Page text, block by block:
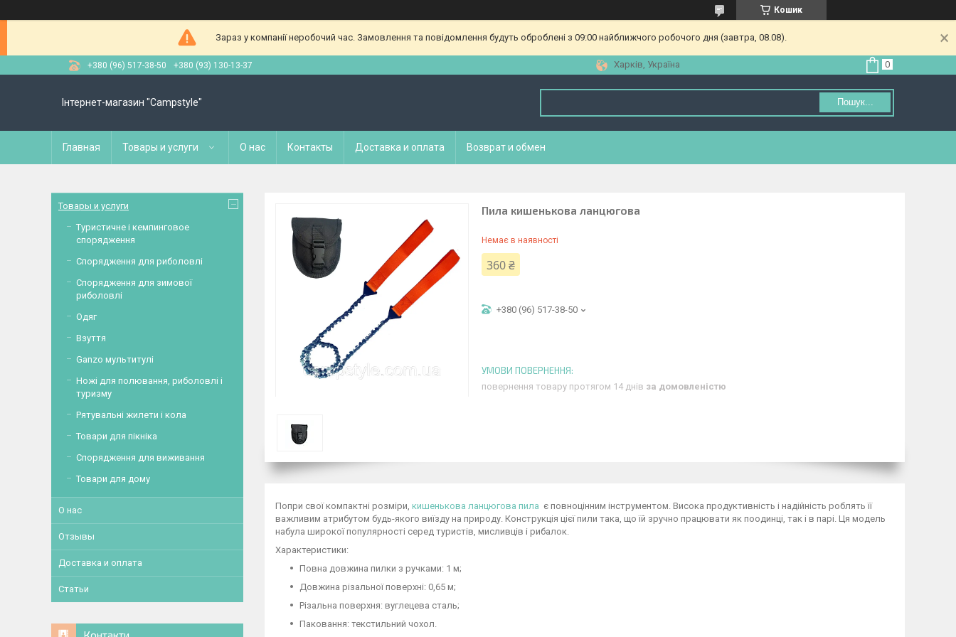
Кошик
Зараз у компанії неробочий час. Замовлення та повідомлення будуть оброблені з 09:00 найближчого робочого дня (завтра, 08.08).
+380 (96) 517-38-50 +380 (93) 130-13-37 Харків, Україна
Інтернет-магазин "Campstyle" Пошук...
Главная Товары и услуги О нас Контакты Доставка и оплата Возврат и обмен
Пила кишенькова ланцюгова
Немає в наявності
360 ₴
+380 (96) 517-38-50
повернення товару протягом 14 днів за домовленістю
Попри свої компактні розміри, кишенькова ланцюгова пила є повноцінним інструментом. Висока продуктивність і надійність роблять її
важливим атрибутом будь-якого виїзду на природу. Конструкція цієї пили така, що їй зручно працювати як поодинці, так і в парі. Ця модель
набула широкої популярності серед туристів, мисливців і рибалок.
Характеристики:
Повна довжина пилки з ручками: 1 м;
Довжина різальної поверхні: 0,65 м;
Різальна поверхня: вуглецева сталь;
Паковання: текстильний чохол.
Товары и услуги
Туристичне і кемпинговое
спорядження
Спорядження для риболовлі
Спорядження для зимової
риболовлі
Одяг
Взуття
Ganzo мультитулі
Ножі для полювання, риболовлі і
туризму
Рятувальні жилети і кола
Товари для пікніка
Спорядження для виживання
Товари для дому
О нас
Отзывы
Доставка и оплата
Статьи